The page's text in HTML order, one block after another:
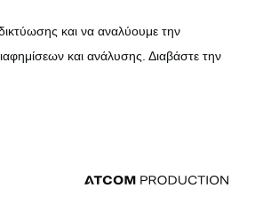
και να αναλύουμε την
και ανάλυσης. Διαβάστε την